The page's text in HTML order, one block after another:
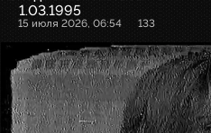
1.03.1995
15 июля 2026, 06:54 133